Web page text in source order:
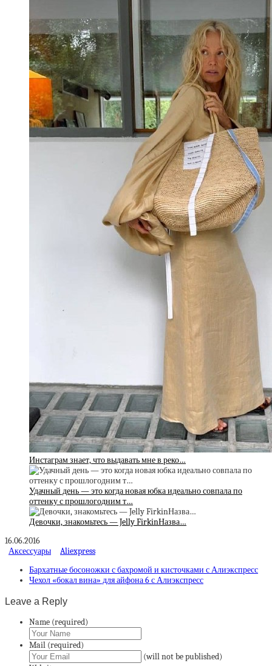
Инстаграм знает, что выдавать мне в реко…
Удачный день — это когда новая юбка идеально совпала по
оттенку с прошлогодним т…
Девочки, знакомьтесь — Jelly FirkinНазва…
16.06.2016
Аксессуары
Aliexpress
Бархатные босоножки с бахромой и кисточками с Алиэкспресс
Чехол «бокал вина» для айфона 6 с Алиэкспресс
Leave a Reply
Name (required)
Mail (required)
(will not be published)